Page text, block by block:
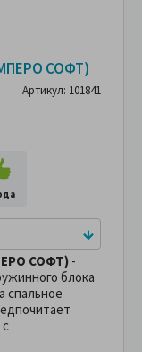
СОФТ)
Артикул: 101841
СОФТ) -
блока
спальное